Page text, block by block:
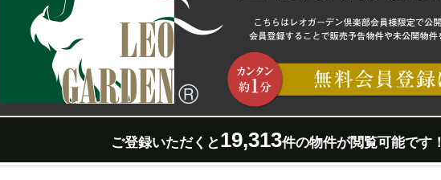
ご登録いただくと19,313件の物件が閲覧可能です！